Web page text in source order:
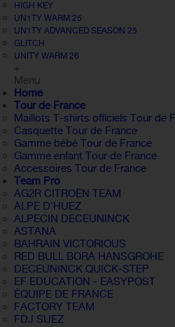
HIGH KEY
UN1TY WARM 25
UN1TY ADVANCED SEASON 25
GLITCH
UNITY WARM 26
+
Menu
Home
Tour de France
Maillots T-shirts officiels Tour de
Casquette Tour de France
Gamme bébé Tour de France
Gamme enfant Tour de France
Accessoires Tour de France
Team Pro
AG2R CITROËN TEAM
ALPE D'HUEZ
ALPECIN DECEUNINCK
ASTANA
BAHRAIN VICTORIOUS
RED BULL BORA HANSGROHE
DECEUNINCK QUICK-STEP
EF EDUCATION - EASYPOST
ÉQUIPE DE FRANCE
FACTORY TEAM
FDJ SUEZ